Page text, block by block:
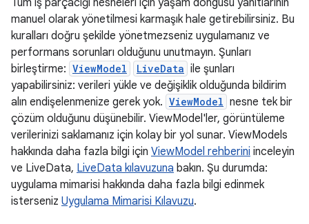
Tüm iş parçacığı nesneleri için yaşam döngüsü yanıtlarının
manuel olarak yönetilmesi karmaşık hale getirebilirsiniz. Bu
kuralları doğru şekilde yönetmezseniz uygulamanız ve
performans sorunları olduğunu unutmayın. Şunları
birleştirme: ViewModel LiveData ile şunları
yapabilirsiniz: verileri yükle ve değişiklik olduğunda bildirim
alın endişelenmenize gerek yok. ViewModel nesne tek bir
çözüm olduğunu düşünebilir. ViewModel'ler, görüntüleme
verilerinizi saklamanız için kolay bir yol sunar. ViewModels
hakkında daha fazla bilgi için ViewModel rehberini inceleyin
ve LiveData, LiveData kılavuzuna bakın. Şu durumda:
uygulama mimarisi hakkında daha fazla bilgi edinmek
isterseniz Uygulama Mimarisi Kılavuzu.